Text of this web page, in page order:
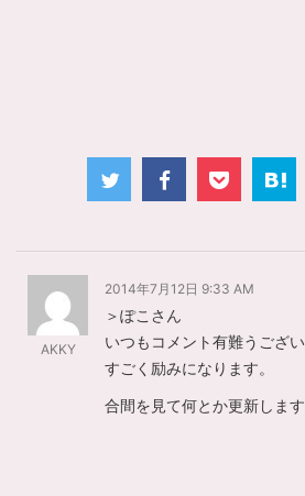
AKKY
2014年7月12日 9:33 AM
＞ぽこさん
いつもコメント有難うござい
すごく励みになります。
合間を見て何とか更新しま